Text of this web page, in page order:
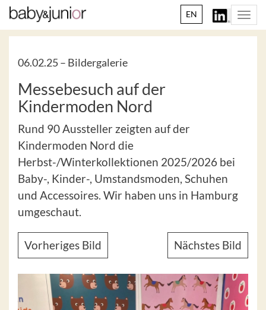
EN
06.02.25 – Bildergalerie
Messebesuch auf der
Kindermoden Nord
Rund 90 Aussteller zeigten auf der
Kindermoden Nord die
Herbst-/Winterkollektionen 2025/2026 bei
Baby-, Kinder-, Umstandsmoden, Schuhen
und Accessoires. Wir haben uns in Hamburg
umgeschaut.
Vorheriges Bild Nächstes Bild